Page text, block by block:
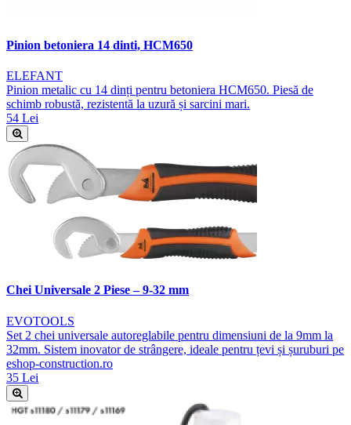
Pinion betoniera 14 dinti, HCM650
ELEFANT
Pinion metalic cu 14 dinți pentru betoniera HCM650. Piesă de
schimb robustă, rezistentă la uzură și sarcini mari.
54 Lei
Chei Universale 2 Piese – 9-32 mm
EVOTOOLS
Set 2 chei universale autoreglabile pentru dimensiuni de la 9mm la
32mm. Sistem inovator de strângere, ideale pentru țevi și șuruburi pe
eshop-construction.ro
35 Lei